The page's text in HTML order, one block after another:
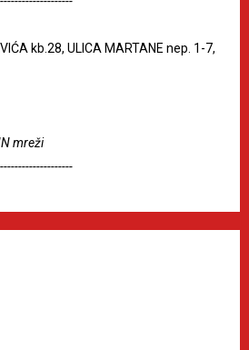
kb.28, ULICA MARTANE nep. 1-7,
mreži